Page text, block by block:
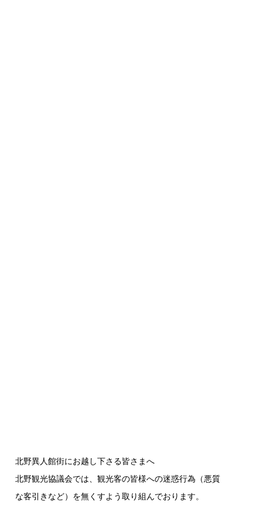
北野異人館街にお越し下さる皆さまへ
北野観光協議会では、観光客の皆様への迷惑行為（悪質
な客引きなど）を無くすよう取り組んでおります。